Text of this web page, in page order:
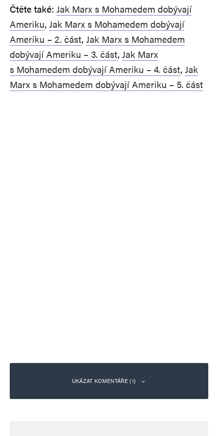
Čtěte také: Jak Marx s Mohamedem dobývají
Ameriku, Jak Marx s Mohamedem dobývají
Ameriku – 2. část, Jak Marx s Mohamedem
dobývají Ameriku – 3. část, Jak Marx
s Mohamedem dobývají Ameriku – 4. část, Jak
Marx s Mohamedem dobývají Ameriku – 5. část
UKÁZAT KOMENTÁŘE (1)